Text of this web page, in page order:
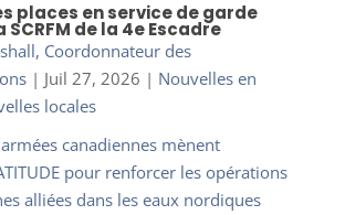
places en service de garde
de la 4e Escadre
Coordonnateur des
| Juil 27, 2026 | Nouvelles en
locales